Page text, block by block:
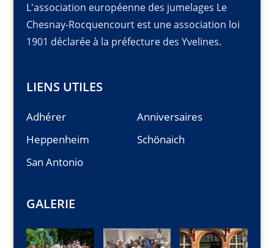
L'association européenne des jumelages Le
Chesnay-Rocquencourt est une association loi
1901 déclarée à la préfecture des Yvelines.
LIENS UTILES
Adhérer
Anniversaires
Heppenheim
Schönaich
San Antonio
GALERIE